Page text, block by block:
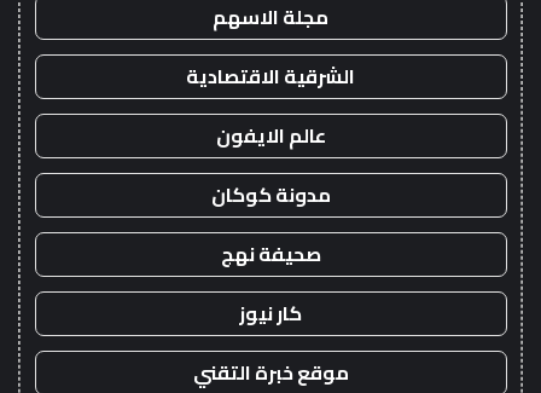
مجلة الاسهم
الشرقية الاقتصادية
عالم الايفون
مدونة كوكان
صحيفة نهج
كار نيوز
موقع خبرة التقني